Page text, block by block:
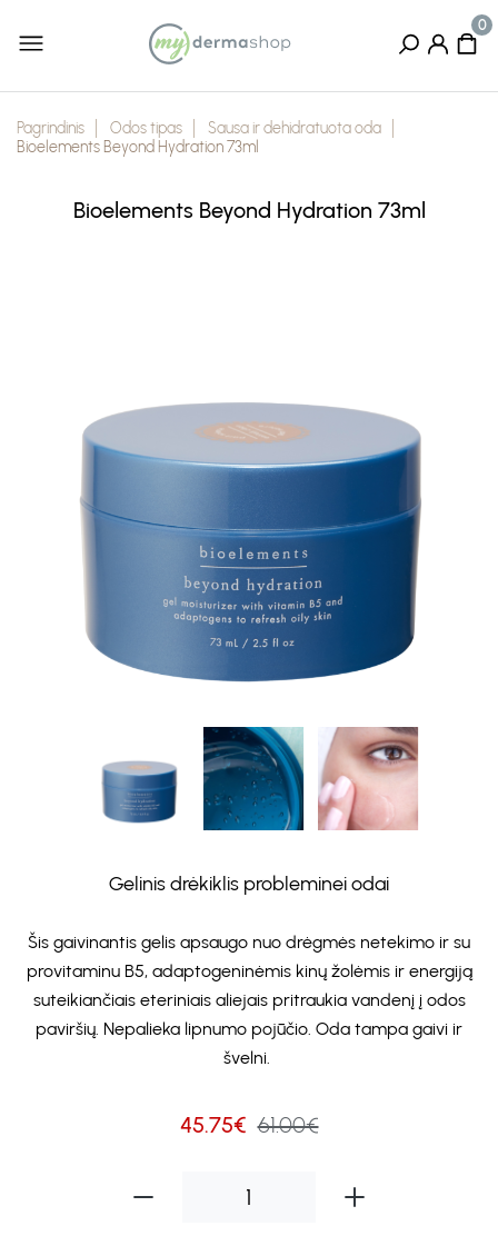
Pagrindinis Odos tipas
Sausa ir dehidratuota oda
Bioelements Beyond Hydration 73ml
Bioelements Beyond Hydration 73ml
Gelinis drėkiklis probleminei odai
Šis gaivinantis gelis apsaugo nuo drėgmės netekimo ir su
provitaminu B5, adaptogeninėmis kinų žolėmis ir energiją
suteikiančiais eteriniais aliejais pritraukia vandenį į odos
paviršių. Nepalieka lipnumo pojūčio. Oda tampa gaivi ir
švelni.
45.75€ 61.00€